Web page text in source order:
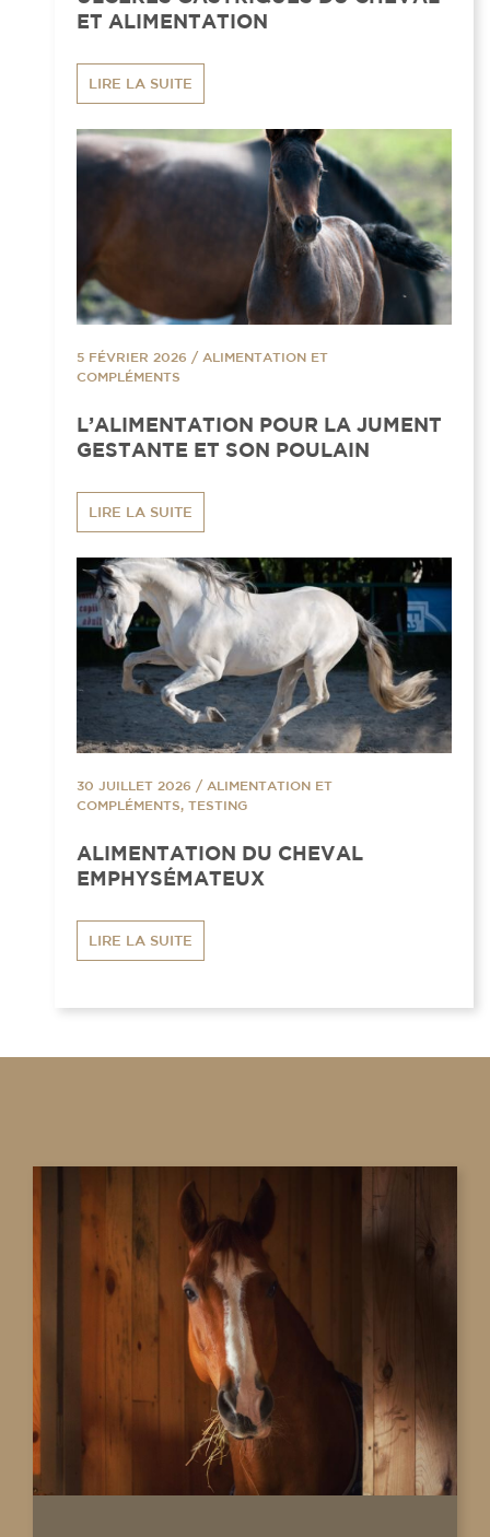
ET ALIMENTATION
LIRE LA SUITE
5 FÉVRIER 2026 / ALIMENTATION ET
COMPLÉMENTS
L’ALIMENTATION POUR LA JUMENT
GESTANTE ET SON POULAIN
LIRE LA SUITE
30 JUILLET 2026 / ALIMENTATION ET
COMPLÉMENTS, TESTING
ALIMENTATION DU CHEVAL
EMPHYSÉMATEUX
LIRE LA SUITE